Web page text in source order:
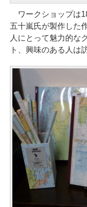
ワークショップは
五十嵐氏が製作した
人にとって魅力的な
ト、興味のある人は